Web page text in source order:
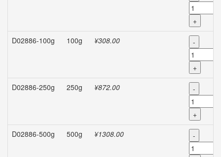
+
D02886-100g
100g ¥308.00 -
+
D02886-250g
250g ¥872.00 -
+
D02886-500g
500g ¥1308.00 -